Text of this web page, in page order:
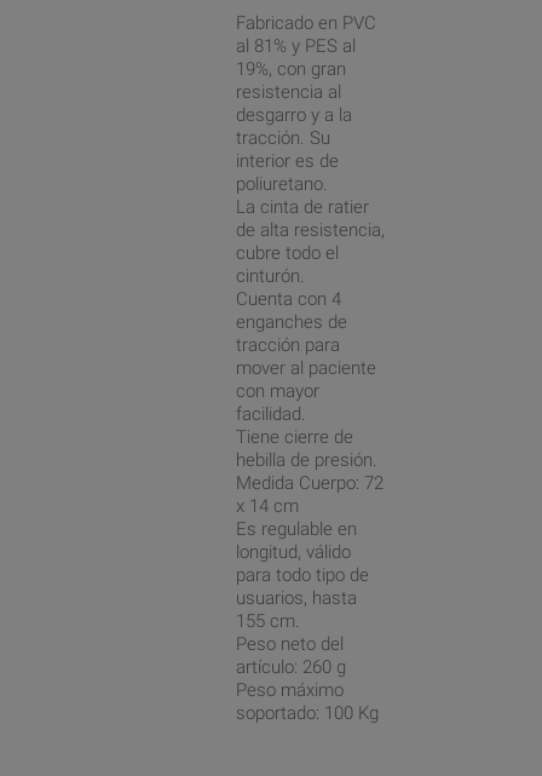
Fabricado en PVC
al 81% y PES al
19%, con gran
resistencia al
desgarro y a la
tracción. Su
interior es de
poliuretano.
La cinta de ratier
de alta resistencia,
cubre todo el
cinturón.
Cuenta con 4
enganches de
tracción para
mover al paciente
con mayor
facilidad.
Tiene cierre de
hebilla de presión.
Medida Cuerpo: 72
x 14 cm
Es regulable en
longitud, válido
para todo tipo de
usuarios, hasta
155 cm.
Peso neto del
artículo: 260 g
Peso máximo
soportado: 100 Kg